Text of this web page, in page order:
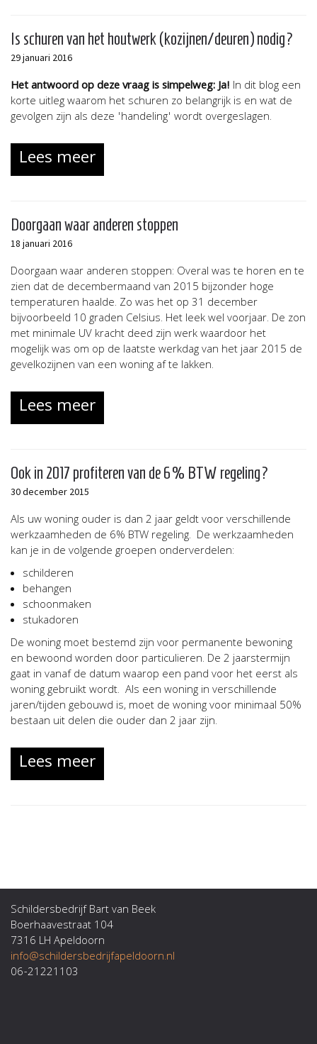
Is schuren van het houtwerk (kozijnen/deuren) nodig?
29 januari 2016
Het antwoord op deze vraag is simpelweg: Ja! In dit blog een
korte uitleg waarom het schuren zo belangrijk is en wat de
gevolgen zijn als deze 'handeling' wordt overgeslagen.
Lees meer
Doorgaan waar anderen stoppen
18 januari 2016
Doorgaan waar anderen stoppen: Overal was te horen en te
zien dat de decembermaand van 2015 bijzonder hoge
temperaturen haalde. Zo was het op 31 december
bijvoorbeeld 10 graden Celsius. Het leek wel voorjaar. De zon
met minimale UV kracht deed zijn werk waardoor het
mogelijk was om op de laatste werkdag van het jaar 2015 de
gevelkozijnen van een woning af te lakken.
Lees meer
Ook in 2017 profiteren van de 6% BTW regeling?
30 december 2015
Als uw woning ouder is dan 2 jaar geldt voor verschillende
werkzaamheden de 6% BTW regeling. De werkzaamheden
kan je in de volgende groepen onderverdelen:
schilderen
behangen
schoonmaken
stukadoren
De woning moet bestemd zijn voor permanente bewoning
en bewoond worden door particulieren. De 2 jaarstermijn
gaat in vanaf de datum waarop een pand voor het eerst als
woning gebruikt wordt. Als een woning in verschillende
jaren/tijden gebouwd is, moet de woning voor minimaal 50%
bestaan uit delen die ouder dan 2 jaar zijn.
Lees meer
Schildersbedrijf Bart van Beek
Boerhaavestraat 104
7316 LH Apeldoorn
info@schildersbedrijfapeldoorn.nl
06-21221103